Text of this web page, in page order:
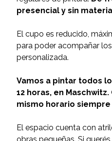
presencial y sin
El cupo es reducido,
para poder acompañar
personalizada.
Vamos a pintar todos
12 horas, en Maschwitz.
mismo horario siempre
El espacio cuenta con